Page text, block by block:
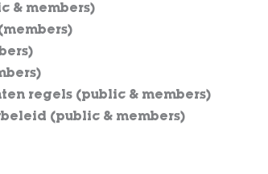
& members)
regels (public & members)
(public & members)